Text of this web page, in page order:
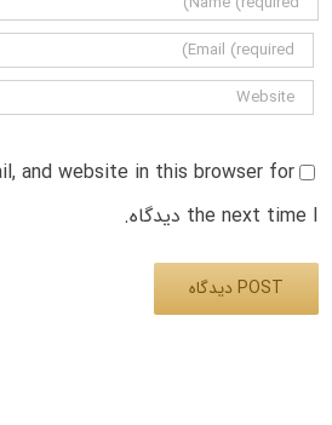
and website in this browser for
the next time I دیدگاه.